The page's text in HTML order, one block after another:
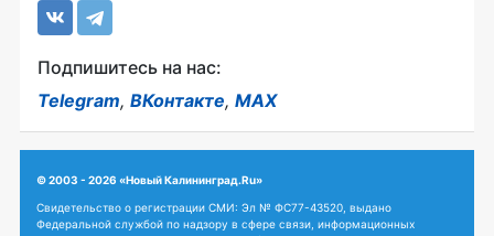
Подпишитесь на нас:
Telegram, ВКонтакте, MAX
© 2003 - 2026 «Новый Калининград.Ru»
Свидетельство о регистрации СМИ: Эл № ФС77-43520, выдано
Федеральной службой по надзору в сфере связи, информационных